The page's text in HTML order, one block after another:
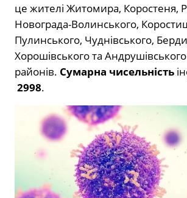
це жителі Житомира, Коростеня,
Новограда-Волинського,
Пулинського, Чуднівського,
Хорошівського та Андрушівського
районів. Сумарна чисельність
2998.